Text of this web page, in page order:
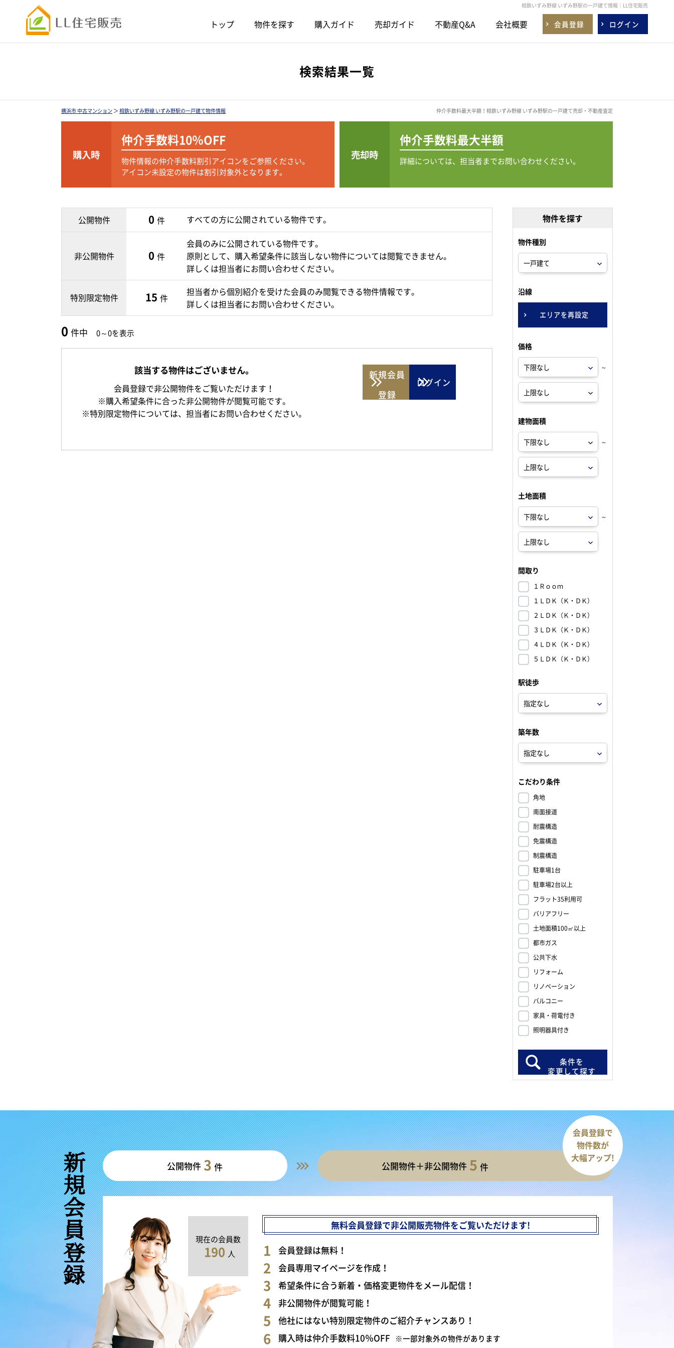
相鉄いずみ野線 いずみ野駅の一戸建て情報｜LL住宅販売
トップ 物件を探す 購入ガイド 売却ガイド 不動産Q&A 会社概要 会員登録 ログイン
検索結果一覧
横浜市 中古マンション ＞ 相鉄いずみ野線 いずみ野駅の一戸建て物件情報 仲介手数料最大半額！相鉄いずみ野線 いずみ野駅の一戸建て売却・不動産査定
購入時
仲介手数料10％OFF
物件情報の仲介手数料割引アイコンをご参照ください。
アイコン未設定の物件は割引対象外となります。
売却時
仲介手数料最大半額
詳細については、担当者までお問い合わせください。
公開物件 0 件 すべての方に公開されている物件です。
非公開物件 0 件
会員のみに公開されている物件です。
原則として、購入希望条件に該当しない物件については閲覧できません。
詳しくは担当者にお問い合わせください。
特別限定物件 15 件
担当者から個別紹介を受けた会員のみ閲覧できる物件情報です。
詳しくは担当者にお問い合わせください。
0 件中 0～0を表示
該当する物件はございません。
会員登録で非公開物件をご覧いただけます！
※購入希望条件に合った非公開物件が閲覧可能です。
※特別限定物件については、担当者にお問い合わせください。
新規会員
登録
ログイン
物件を探す
物件種別
沿線
エリアを再設定
価格
～
建物面積
～
土地面積
～
間取り
１Ｒｏｏｍ
１ＬＤＫ（Ｋ・ＤＫ）
２ＬＤＫ（Ｋ・ＤＫ）
３ＬＤＫ（Ｋ・ＤＫ）
４ＬＤＫ（Ｋ・ＤＫ）
５ＬＤＫ（Ｋ・ＤＫ）
駅徒歩
築年数
こだわり条件
角地
南面接道
耐震構造
免震構造
制震構造
駐車場1台
駐車場2台以上
フラット35利用可
バリアフリー
土地面積100㎡以上
都市ガス
公共下水
リフォーム
リノベーション
バルコニー
家具・荷電付き
照明器具付き
条件を
変更して探す
新規会員登録 公開物件 3 件 公開物件＋非公開物件 5 件
会員登録で
物件数が
大幅アップ!
現在の会員数
190 人
無料会員登録で非公開販売物件をご覧いただけます!
会員登録は無料！
会員専用マイページを作成！
希望条件に合う新着・価格変更物件をメール配信！
非公開物件が閲覧可能！
他社にはない特別限定物件のご紹介チャンスあり！
購入時は仲介手数料10％OFF ※一部対象外の物件があります